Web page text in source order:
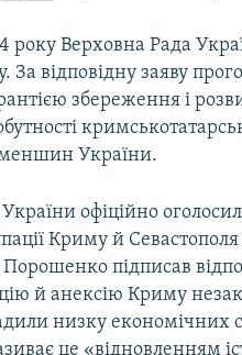
року Верховна Рада
відповідну заяву
збереження і
України.
офіційно
Криму й
підписав
й анексію Криму
низку економічних
це «відновленням